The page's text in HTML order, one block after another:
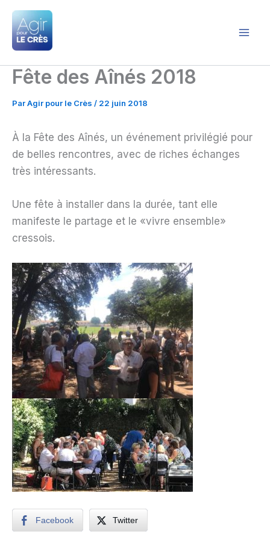
Aller
contenu
Fête des Aînés 2018
ParAgir pour le Crès / 22 juin 2018
À la Fête des Aînés, un événement privilégié pour
de belles rencontres, avec de riches échanges
très intéressants.
Une fête à installer dans la durée, tant elle
manifeste le partage et le «vivre ensemble»
cressois.
Facebook Twitter